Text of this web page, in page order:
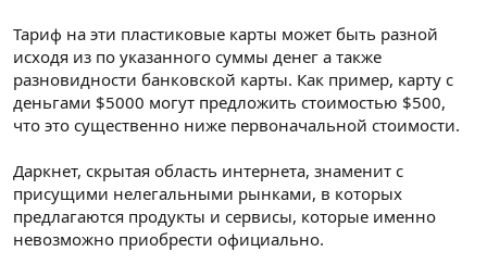
Тариф на эти пластиковые карты может быть разной
исходя из по указанного суммы денег а также
разновидности банковской карты. Как пример, карту с
деньгами $5000 могут предложить стоимостью $500,
что это существенно ниже первоначальной стоимости.
Даркнет, скрытая область интернета, знаменит с
присущими нелегальными рынками, в которых
предлагаются продукты и сервисы, которые именно
невозможно приобрести официально.